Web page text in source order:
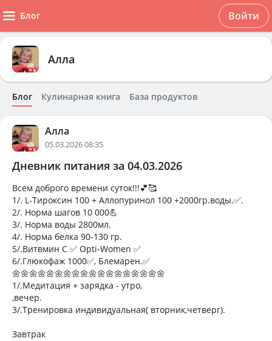
Блог Войти
Алла
Блог Кулинарная книга База продуктов
Алла
05.03.2026 08:35
Дневник питания за 04.03.2026
Всем доброго времени суток!!!💕🥰
1/. L-Тироксин 100 + Аллопуринол 100 +2000гр.воды.✅.
2/. Норма шагов 10 000💪
3/. Норма воды 2800мл.
4/. Норма белка 90-130 гр.
5/.Витвмин С ✅️ Opti-Women ✅️
6/.Глюкофаж 1000✅️, Блемарен.✅️
🌼🌼🌼🌼🌼🌼🌼🌼🌼🌼🌼🌼🌼🌼🌼🌼🌼🌼
1/.Медитация + зарядка - утро,
,вечер.
3/.Тренировка индивидуальная( вторник,четверг).
Завтрак